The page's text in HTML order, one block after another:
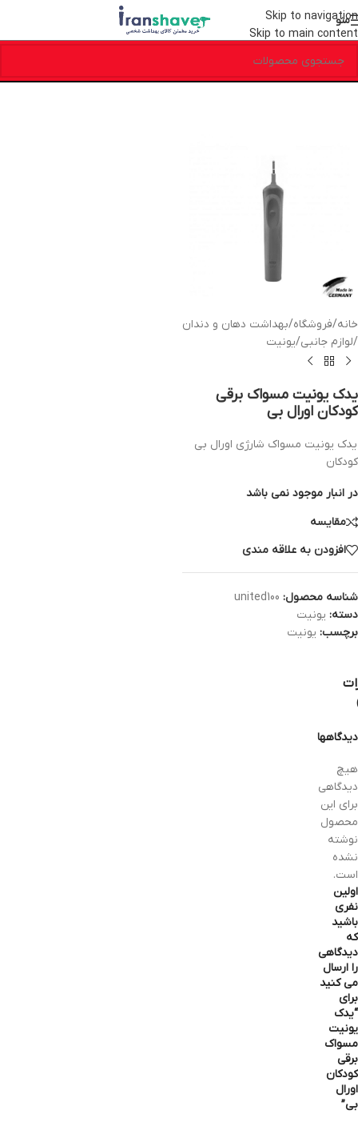
Skip to navigation
Skip to main content
منو
خانه/فروشگاه/بهداشت دهان و دندان
/لوازم جانبی/یونیت
یدک یونیت مسواک برقی
کودکان اورال بی
یدک یونیت مسواک شارژی اورال بی
کودکان
در انبار موجود نمی باشد
مقایسه
افزودن به علاقه مندی
شناسه محصول: united100
دسته: یونیت
برچسب: یونیت
دیدگاهها
هیچ
دیدگاهی
برای این
محصول
نوشته
نشده
است.
اولین
نفری
باشید
که
دیدگاهی
را ارسال
می کنید
برای
“یدک
یونیت
مسواک
برقی
کودکان
اورال
بی”